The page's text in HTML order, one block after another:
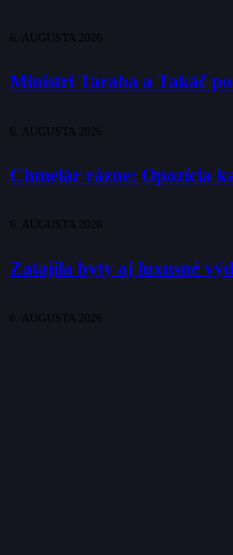
6. AUGUSTA 2026
Ministri Taraba a Takáč
6. AUGUSTA 2026
Chmelár rázne: Opozícia
6. AUGUSTA 2026
Zatajila byty aj luxusné
6. AUGUSTA 2026